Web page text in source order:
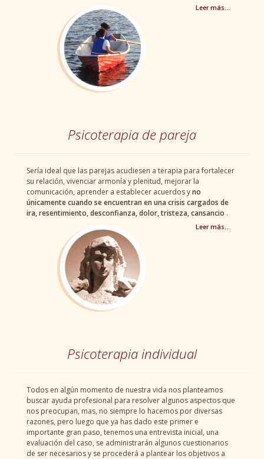
Leer más…
Psicoterapia de pareja
Sería ideal que las parejas acudiesen a terapia para fortalecer
su relación, vivenciar armonía y plenitud, mejorar la
comunicación, aprender a establecer acuerdos yno
únicamente cuando se encuentran en una crisis cargados de
ira, resentimiento, desconfianza, dolor, tristeza, cansancio .
Leer más…
Psicoterapia individual
Todos en algún momento de nuestra vida nos planteamos
buscar ayuda profesional para resolver algunos aspectos que
nos preocupan, mas, no siempre lo hacemos por diversas
razones, pero luego que ya has dado este primer e
importante gran paso, tenemos una entrevista inicial, una
evaluación del caso, se administrarán algunos cuestionarios
de ser necesarios y se procederá a plantear los objetivos a